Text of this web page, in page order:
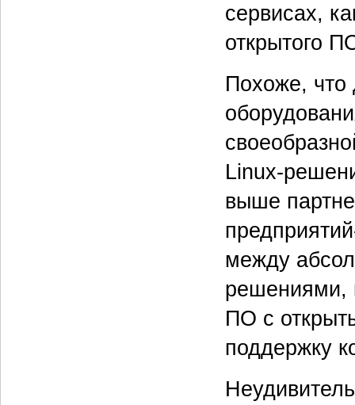
сервисах,
открытого
Похоже, что
Linux-
выше
между
решениями,
ПО с
поддержку